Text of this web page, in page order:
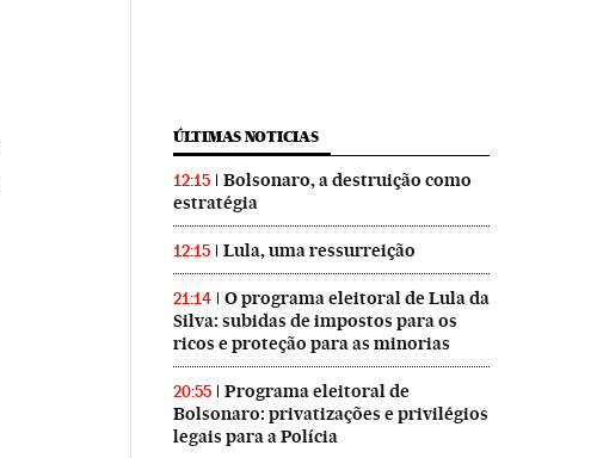
ÚLTIMAS NOTICIAS
12:15
Bolsonaro, a destruição como
estratégia
12:15 Lula, uma ressurreição
21:14
O programa eleitoral de Lula da
Silva: subidas de impostos para os
ricos e proteção para as minorias
20:55
Programa eleitoral de
Bolsonaro: privatizações e privilégios
legais para a Polícia